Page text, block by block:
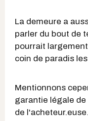
La demeure a
parler du bout de
pourrait
coin de paradis
Mentionnons
garantie légale
de l'acheteur.euse.